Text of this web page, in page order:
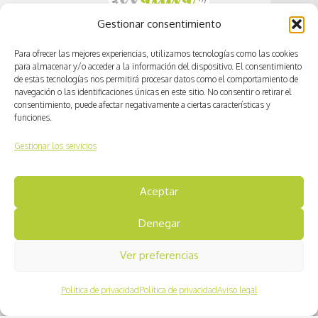
Gestionar consentimiento
Para ofrecer las mejores experiencias, utilizamos tecnologías como las cookies
para almacenar y/o acceder a la información del dispositivo. El consentimiento
de estas tecnologías nos permitirá procesar datos como el comportamiento de
navegación o las identificaciones únicas en este sitio. No consentir o retirar el
consentimiento, puede afectar negativamente a ciertas características y
funciones.
Gestionar los servicios
Aceptar
Denegar
Ver preferencias
Política de privacidadPolítica de privacidadAviso legal
642 161 572